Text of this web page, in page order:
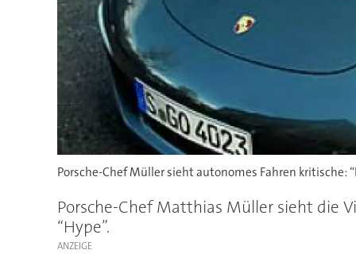
Porsche-Chef Müller sieht autonomes Fahren kritische:
Porsche-Chef Matthias Müller sieht die
“Hype”.
ANZEIGE